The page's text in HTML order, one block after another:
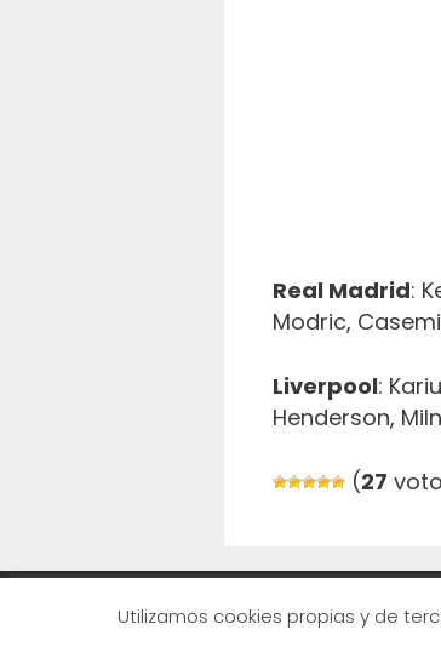
Real Madrid:
Modric,
Liverpool:
Henderson,
(27
Utilizamos cookies propias y de